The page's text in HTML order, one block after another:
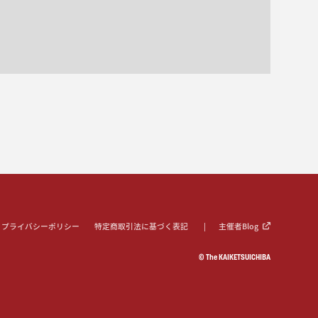
プライバシーポリシー 特定商取引法に基づく表記 主催者Blog
© The KAIKETSUICHIBA